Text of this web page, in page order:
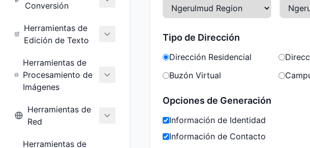
Conversión
Herramientas de
Edición de Texto
Herramientas de
Procesamiento de
Imágenes
Herramientas de
Red
Herramientas de
Tipo de Dirección
Dirección Residencial
Buzón Virtual
Opciones de Generación
Información de Identidad
Información de Contacto